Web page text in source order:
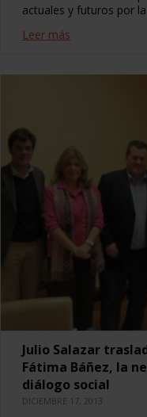
actuales y futuros por
Leer más
Julio Salazar
Fátima Báñez, la
diálogo social
DICIEMBRE 17, 2013